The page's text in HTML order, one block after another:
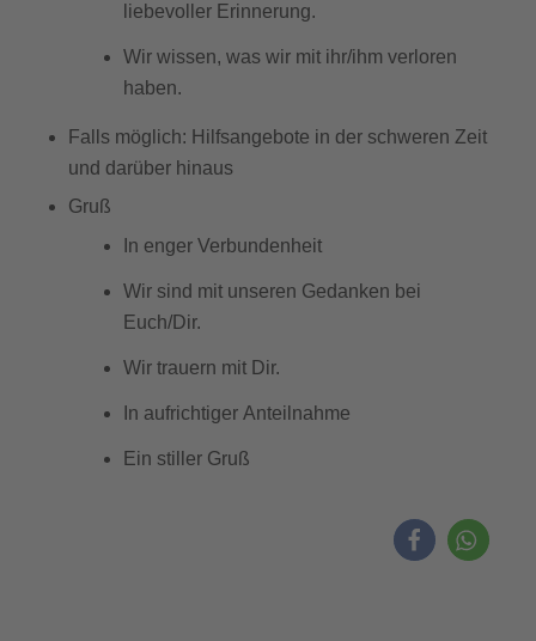
liebevoller Erinnerung.
Wir wissen, was wir mit ihr/ihm verloren
haben.
Falls möglich: Hilfsangebote in der schweren Zeit
und darüber hinaus
Gruß
In enger Verbundenheit
Wir sind mit unseren Gedanken bei
Euch/Dir.
Wir trauern mit Dir.
In aufrichtiger Anteilnahme
Ein stiller Gruß